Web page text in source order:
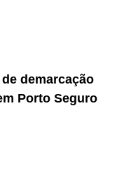
demarcação
Porto Seguro